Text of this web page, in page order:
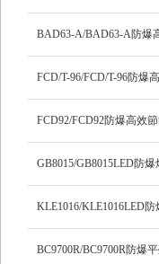
明燈
BAD63-A/BAD63-A防爆
LED燈
FCD/T-96/FCD/T-96防爆
LED燈
FCD92/FCD92防爆高效
燈
GB8015/GB8015LED防爆
KLE1016/KLE1016LED防
BC9700R/BC9700R防爆